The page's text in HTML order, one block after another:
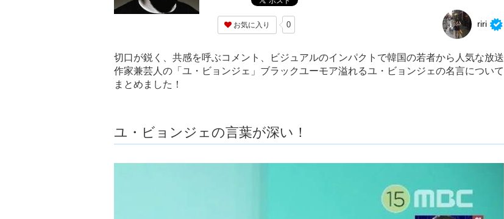
韓
国
J
O
ョ
ア
お気に入り 0 riri
切口が鋭く、共感を呼ぶコメント、ビジュアルのインパクトで韓国の若者から人気な放送
作家兼芸人の「ユ・ビョンジェ」ブラックユーモア溢れるユ・ビョンジェの名言について
まとめました！
ユ・ビョンジェの言葉が深い！